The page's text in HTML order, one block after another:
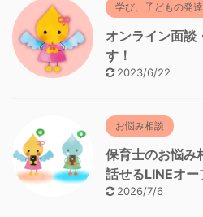
学び、子どもの発達
オンライン面談
す！
2023/6/22
お悩み相談
保育士のお悩み
話せるLINEオー
2026/7/6